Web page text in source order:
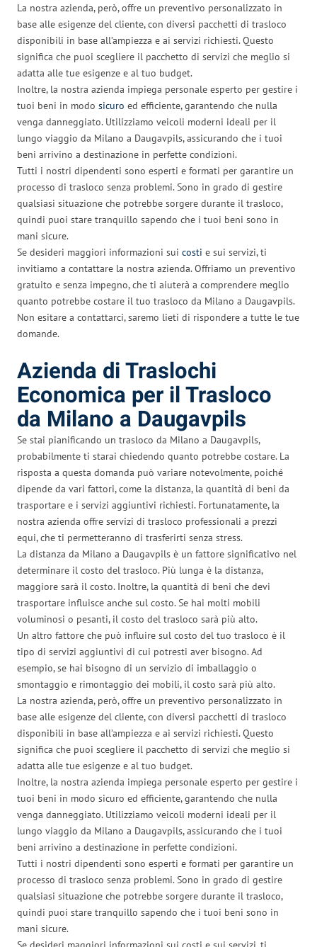
La nostra azienda, però, offre un preventivo personalizzato in
base alle esigenze del cliente, con diversi pacchetti di trasloco
disponibili in base all’ampiezza e ai servizi richiesti. Questo
significa che puoi scegliere il pacchetto di servizi che meglio si
adatta alle tue esigenze e al tuo budget.
Inoltre, la nostra azienda impiega personale esperto per gestire i
tuoi beni in modo sicuro ed efficiente, garantendo che nulla
venga danneggiato. Utilizziamo veicoli moderni ideali per il
lungo viaggio da Milano a Daugavpils, assicurando che i tuoi
beni arrivino a destinazione in perfette condizioni.
Tutti i nostri dipendenti sono esperti e formati per garantire un
processo di trasloco senza problemi. Sono in grado di gestire
qualsiasi situazione che potrebbe sorgere durante il trasloco,
quindi puoi stare tranquillo sapendo che i tuoi beni sono in
mani sicure.
Se desideri maggiori informazioni sui costi e sui servizi, ti
invitiamo a contattare la nostra azienda. Offriamo un preventivo
gratuito e senza impegno, che ti aiuterà a comprendere meglio
quanto potrebbe costare il tuo trasloco da Milano a Daugavpils.
Non esitare a contattarci, saremo lieti di rispondere a tutte le tue
domande.
Azienda di Traslochi
Economica per il Trasloco
da Milano a Daugavpils
Se stai pianificando un trasloco da Milano a Daugavpils,
probabilmente ti starai chiedendo quanto potrebbe costare. La
risposta a questa domanda può variare notevolmente, poiché
dipende da vari fattori, come la distanza, la quantità di beni da
trasportare e i servizi aggiuntivi richiesti. Fortunatamente, la
nostra azienda offre servizi di trasloco professionali a prezzi
equi, che ti permetteranno di trasferirti senza stress.
La distanza da Milano a Daugavpils è un fattore significativo nel
determinare il costo del trasloco. Più lunga è la distanza,
maggiore sarà il costo. Inoltre, la quantità di beni che devi
trasportare influisce anche sul costo. Se hai molti mobili
voluminosi o pesanti, il costo del trasloco sarà più alto.
Un altro fattore che può influire sul costo del tuo trasloco è il
tipo di servizi aggiuntivi di cui potresti aver bisogno. Ad
esempio, se hai bisogno di un servizio di imballaggio o
smontaggio e rimontaggio dei mobili, il costo sarà più alto.
La nostra azienda, però, offre un preventivo personalizzato in
base alle esigenze del cliente, con diversi pacchetti di trasloco
disponibili in base all’ampiezza e ai servizi richiesti. Questo
significa che puoi scegliere il pacchetto di servizi che meglio si
adatta alle tue esigenze e al tuo budget.
Inoltre, la nostra azienda impiega personale esperto per gestire i
tuoi beni in modo sicuro ed efficiente, garantendo che nulla
venga danneggiato. Utilizziamo veicoli moderni ideali per il
lungo viaggio da Milano a Daugavpils, assicurando che i tuoi
beni arrivino a destinazione in perfette condizioni.
Tutti i nostri dipendenti sono esperti e formati per garantire un
processo di trasloco senza problemi. Sono in grado di gestire
qualsiasi situazione che potrebbe sorgere durante il trasloco,
quindi puoi stare tranquillo sapendo che i tuoi beni sono in
mani sicure.